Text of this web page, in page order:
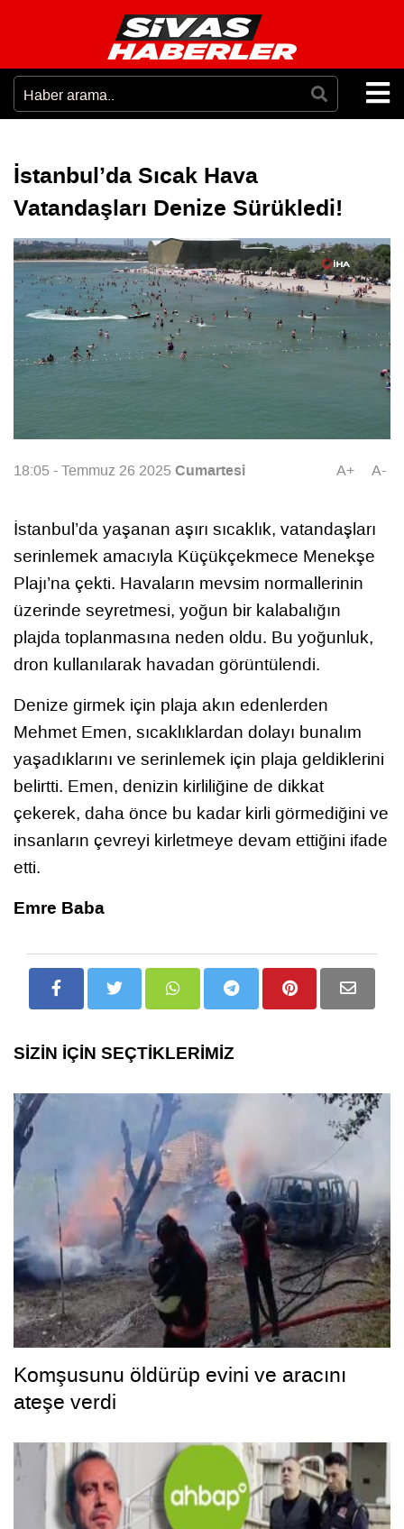
İstanbul’da Sıcak Hava
Vatandaşları Denize Sürükledi!
18:05 - Temmuz 26 2025Cumartesi A+ A-
İstanbul’da yaşanan aşırı sıcaklık, vatandaşları
serinlemek amacıyla Küçükçekmece Menekşe
Plajı’na çekti. Havaların mevsim normallerinin
üzerinde seyretmesi, yoğun bir kalabalığın
plajda toplanmasına neden oldu. Bu yoğunluk,
dron kullanılarak havadan görüntülendi.
Denize girmek için plaja akın edenlerden
Mehmet Emen, sıcaklıklardan dolayı bunalım
yaşadıklarını ve serinlemek için plaja geldiklerini
belirtti. Emen, denizin kirliliğine de dikkat
çekerek, daha önce bu kadar kirli görmediğini ve
insanların çevreyi kirletmeye devam ettiğini ifade
etti.
Emre Baba
SİZİN İÇİN SEÇTİKLERİMİZ
Komşusunu öldürüp evini ve aracını
ateşe verdi